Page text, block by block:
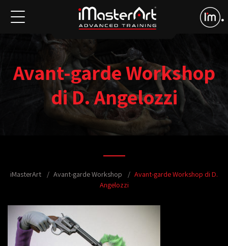
Avant-garde Workshop
di D. Angelozzi
iMasterArt Avant-garde Workshop
Avant-garde Workshop di D.
Angelozzi